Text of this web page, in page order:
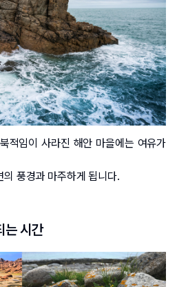
적임이 사라진 해안 마을에는 여유가
풍경과 마주하게 됩니다.
는 시간